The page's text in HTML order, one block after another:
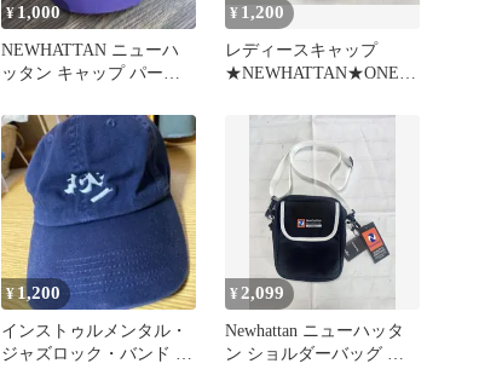
¥1,000
NEWHATTAN ニューハ
ッタン キャップ パープ
¥ 1,200
レディースキャップ
★NEWHATTAN★ONESI
¥1,200
インストゥルメンタル・
ジャズロック・バンド 紺
¥ 2,099
Newhattan ニューハッタ
ン ショルダーバッグ ブ